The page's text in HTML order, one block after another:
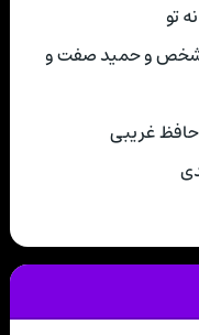
تو
شخص و حمید صفت و
غریبی